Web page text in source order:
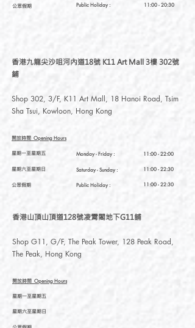
公眾假期 11:00 - 20:30
Public Holiday :
11:00 - 22:00
11:00 - 22:30
11:00 - 22:30
香港九龍尖沙咀河內道18號 K11 Art Mall 3樓 302號
鋪
Shop 302, 3/F, K11 Art Mall, 18 Hanoi Road, Tsim
Sha Tsui, Kowloon, Hong Kong
開放時間 Opening Hours
星期一至星期五
星期六至星期日
公眾假期
Monday - Friday :
Saturday- Sunday :
Public Holiday :
香港山頂山頂道128號凌霄閣地下G11舖
Shop G11, G/F, The Peak Tower, 128 Peak Road,
The Peak, Hong Kong
開放時間 Opening Hours
星期一至星期五
星期六至星期日